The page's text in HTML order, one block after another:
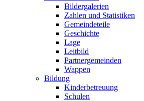
Bildergalerien
Zahlen und Statistiken
Gemeindeteile
Geschichte
Lage
Leitbild
Partnergemeinden
Wappen
Bildung
Kinderbetreuung
Schulen